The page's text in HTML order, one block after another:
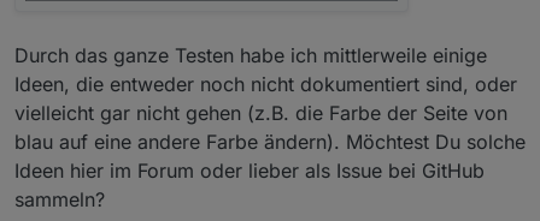
Durch das ganze Testen habe ich mittlerweile einige
Ideen, die entweder noch nicht dokumentiert sind, oder
vielleicht gar nicht gehen (z.B. die Farbe der Seite von
blau auf eine andere Farbe ändern). Möchtest Du solche
Ideen hier im Forum oder lieber als Issue bei GitHub
sammeln?